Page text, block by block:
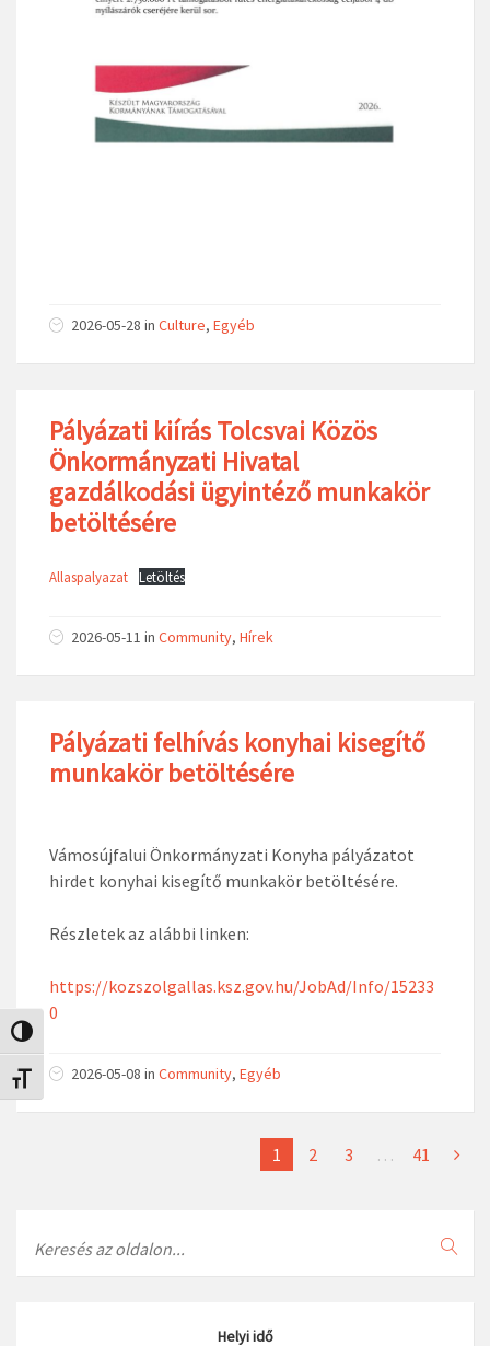
Nagy kontraszt váltása
Betűméret váltása
2026-05-28 in Culture, Egyéb
Pályázati kiírás Tolcsvai Közös
Önkormányzati Hivatal
gazdálkodási ügyintéző munkakör
betöltésére
Allaspalyazat Letöltés
2026-05-11 in Community, Hírek
Pályázati felhívás konyhai kisegítő
munkakör betöltésére
Vámosújfalui Önkormányzati Konyha pályázatot
hirdet konyhai kisegítő munkakör betöltésére.
Részletek az alábbi linken:
https://kozszolgallas.ksz.gov.hu/JobAd/Info/15233
0
2026-05-08 in Community, Egyéb
1 2 3 … 41
Helyi idő